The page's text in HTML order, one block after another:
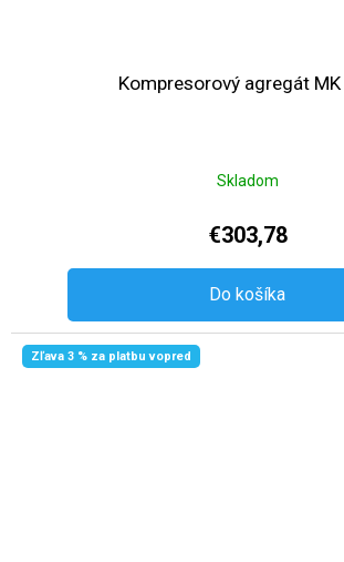
Kompresorový agregát
Skladom
€303,78
Do košíka
Zľava 3 % za platbu vopred